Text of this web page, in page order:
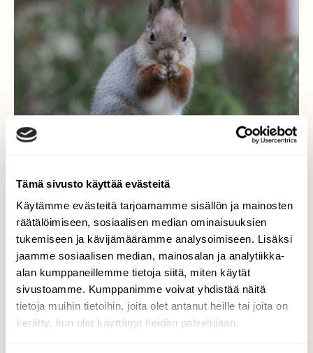
Tämä sivusto käyttää evästeitä
Käytämme evästeitä tarjoamamme sisällön ja mainosten
räätälöimiseen, sosiaalisen median ominaisuuksien
tukemiseen ja kävijämäärämme analysoimiseen. Lisäksi
jaamme sosiaalisen median, mainosalan ja analytiikka-
alan kumppaneillemme tietoja siitä, miten käytät
sivustoamme. Kumppanimme voivat yhdistää näitä
tietoja muihin tietoihin, joita olet antanut heille tai joita on
kerätty, kun olet käyttänyt heidän palvelujaan.
Minä olen pikkuinen Kurre
Toivotaan, että pihojen pikkukaverit saavat
talvella ruokaa, jos niiden ruokinta on
aloitettu. Tosin lintujen ruokien hinnat ovat
tänä aikana nousseet huimasti ja
auringonkukansiemenetkin ovat olleet
ainakin täälläpäin välillä hakusessa, kaikissa